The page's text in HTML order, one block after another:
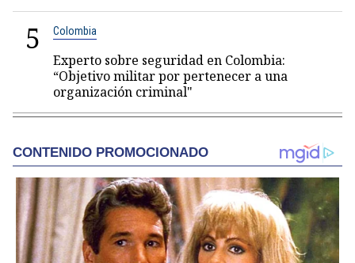
5 Colombia
Experto sobre seguridad en Colombia:
“Objetivo militar por pertenecer a una
organización criminal"